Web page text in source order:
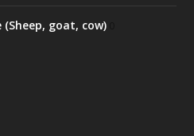
(Sheep, goat, cow)